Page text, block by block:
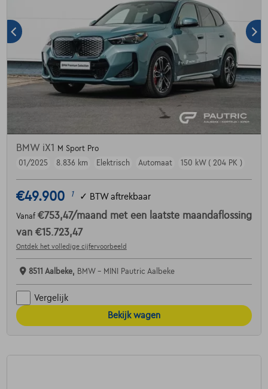
BMW iX1
M Sport Pro
01/2025
8.836 km Elektrisch Automaat 150 kW ( 204 PK )
€49.900 1 ✓ BTW aftrekbaar
Vanaf €753,47/maand met een laatste maandaflossing
van €15.723,47
Ontdek het volledige cijfervoorbeeld
8511 Aalbeke, BMW - MINI Pautric Aalbeke
Vergelijk
Bekijk wagen